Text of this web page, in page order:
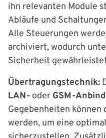
ihn relevanten Module
Abläufe und
Alle Steuerungen
archiviert, wodurch
Sicherheit
Übertragungstechnik:
LAN- oder GSM-
Gegebenheiten
werden, um eine